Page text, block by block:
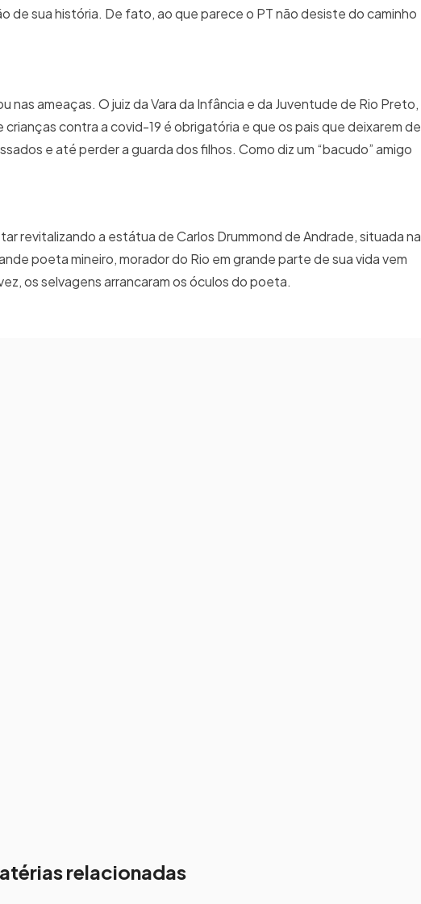
de sua história. De fato, ao que parece o PT não desiste do caminho
nas ameaças. O juiz da Vara da Infância e da Juventude de Rio Preto,
contra a covid-19 é obrigatória e que os pais que deixarem de
e até perder a guarda dos filhos. Como diz um “bacudo” amigo
revitalizando a estátua de Carlos Drummond de Andrade, situada na
poeta mineiro, morador do Rio em grande parte de sua vida vem
os selvagens arrancaram os óculos do poeta.
relacionadas